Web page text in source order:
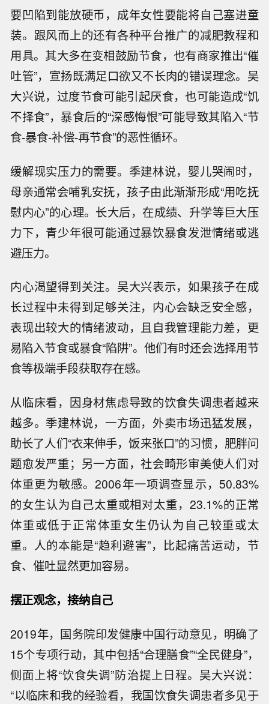
要凹陷到能放硬币，成年女性要能将自己塞进童
装。跟风而上的还有各种平台推广的减肥教程和
用具。其大多在变相鼓励节食，也有商家推出“催
吐管”，宣扬既满足口欲又不长肉的错误理念。吴
大兴说，过度节食可能引起厌食，也可能造成“饥
不择食”，暴食后的“深感悔恨”可能导致其陷入“节
食-暴食-补偿-再节食”的恶性循环。
缓解现实压力的需要。季建林说，婴儿哭闹时，
母亲通常会哺乳安抚，孩子由此渐渐形成“用吃抚
慰内心”的心理。长大后，在成绩、升学等巨大压
力下，青少年很可能通过暴饮暴食发泄情绪或逃
避压力。
内心渴望得到关注。吴大兴表示，如果孩子在成
长过程中未得到足够关注，内心会缺乏安全感，
表现出较大的情绪波动，且自我管理能力差，更
易陷入节食或暴食“陷阱”。他们有时还会选择用节
食等极端手段获取存在感。
从临床看，因身材焦虑导致的饮食失调患者越来
越多。季建林说，一方面，外卖市场迅猛发展，
助长了人们“衣来伸手，饭来张口”的习惯，肥胖问
题愈发严重；另一方面，社会畸形审美使人们对
体重更为敏感。2006年一项调查显示，50.83%
的女生认为自己太重或相对太重，23.1%的正常
体重或低于正常体重女生仍认为自己较重或太
重。人的本能是“趋利避害”，比起痛苦运动，节
食、催吐显然更加容易。
摆正观念，接纳自己
2019年，国务院印发健康中国行动意见，明确了
15个专项行动，其中包括“合理膳食”“全民健身”，
侧面上将“饮食失调”防治提上日程。吴大兴说：
“以临床和我的经验看，我国饮食失调患者多见于